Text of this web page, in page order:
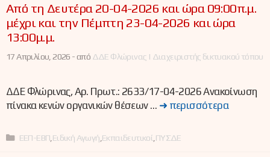
Από τη Δευτέρα 20-04-2026 και ώρα 09:00π.μ.
μέχρι και την Πέμπτη 23-04-2026 και ώρα
13:00μ.μ.
17 Απριλίου, 2026 -από ΔΔΕ Φλώρινας | Διαχειριστής δικτυακού τόπου
ΔΔΕ Φλώρινας, Αρ. Πρωτ.: 2633/17-04-2026 Ανακοίνωση
πίνακα κενών οργανικών θέσεων … ➜ περισσότερα
Κατηγορίες
ΕΕΠ-ΕΒΠ Ειδική Αγωγή Εκπαιδευτικοί ΠΥΣΔΕ